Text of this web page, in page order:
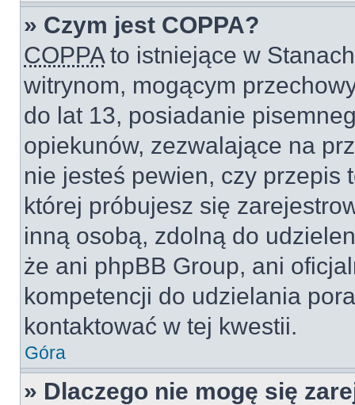
» Czym jest COPPA?
COPPAto istniejące w
witrynom, mogącym
do lat 13, posiadanie
opiekunów, zezwalające na
nie jesteś pewien, czy przepis
której próbujesz się
inną osobą, zdolną do
że ani phpBB Group, ani
kompetencji do udzielania
kontaktować w tej kwestii.
Góra
» Dlaczego nie mogę się